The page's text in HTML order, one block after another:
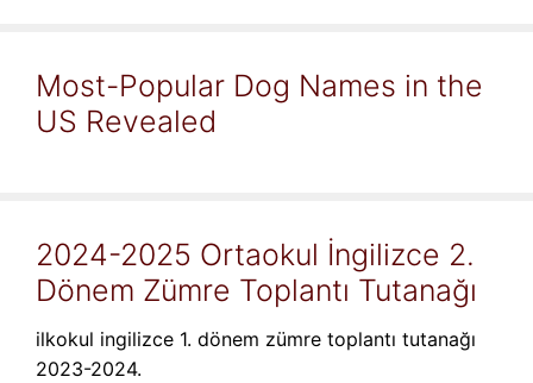
Most-Popular Dog Names in the
US Revealed
2024-2025 Ortaokul İngilizce 2.
Dönem Zümre Toplantı Tutanağı
ilkokul ingilizce 1. dönem zümre toplantı tutanağı
2023-2024.